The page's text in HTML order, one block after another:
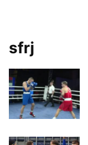
sfrj